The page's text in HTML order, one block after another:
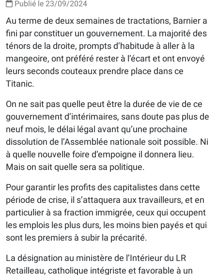
Publié le 23/09/2024
Au terme de deux semaines de tractations, Barnier a
fini par constituer un gouvernement. La majorité des
ténors de la droite, prompts d’habitude à aller à la
mangeoire, ont préféré rester à l’écart et ont envoyé
leurs seconds couteaux prendre place dans ce
Titanic.
On ne sait pas quelle peut être la durée de vie de ce
gouvernement d’intérimaires, sans doute pas plus de
neuf mois, le délai légal avant qu’une prochaine
dissolution de l’Assemblée nationale soit possible. Ni
à quelle nouvelle foire d’empoigne il donnera lieu.
Mais on sait quelle sera sa politique.
Pour garantir les profits des capitalistes dans cette
période de crise, il s’attaquera aux travailleurs, et en
particulier à sa fraction immigrée, ceux qui occupent
les emplois les plus durs, les moins bien payés et qui
sont les premiers à subir la précarité.
La désignation au ministère de l’Intérieur du LR
Retailleau, catholique intégriste et favorable à un